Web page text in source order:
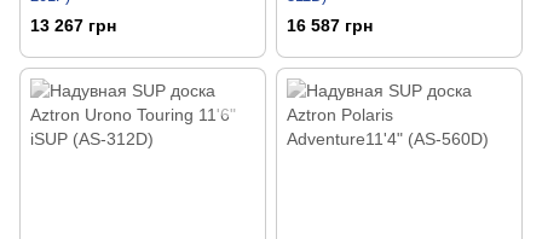
13 267 грн 16 587 грн